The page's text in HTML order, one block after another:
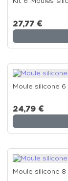
27,77 €
Moule silicone
24,79 €
Moule silicone